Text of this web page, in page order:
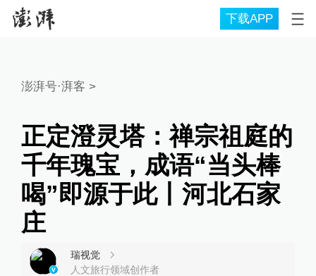
下载APP
澎湃号·湃客 >
正定澄灵塔：禅宗祖庭的
千年瑰宝，成语“当头棒
喝”即源于此丨河北石家
庄
瑞视觉
人文旅行领域创作者